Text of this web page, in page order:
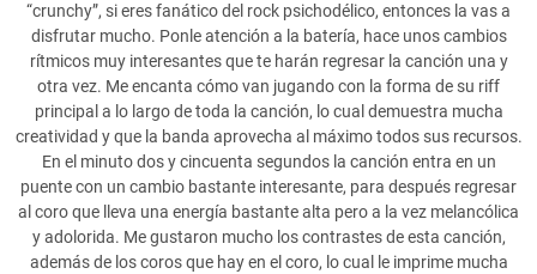
“crunchy”, si eres fanático del rock psichodélico, entonces la vas a
disfrutar mucho. Ponle atención a la batería, hace unos cambios
rítmicos muy interesantes que te harán regresar la canción una y
otra vez. Me encanta cómo van jugando con la forma de su riff
principal a lo largo de toda la canción, lo cual demuestra mucha
creatividad y que la banda aprovecha al máximo todos sus recursos.
En el minuto dos y cincuenta segundos la canción entra en un
puente con un cambio bastante interesante, para después regresar
al coro que lleva una energía bastante alta pero a la vez melancólica
y adolorida. Me gustaron mucho los contrastes de esta canción,
además de los coros que hay en el coro, lo cual le imprime mucha